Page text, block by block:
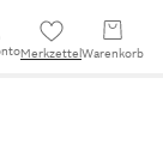
Merkzettel Warenkorb